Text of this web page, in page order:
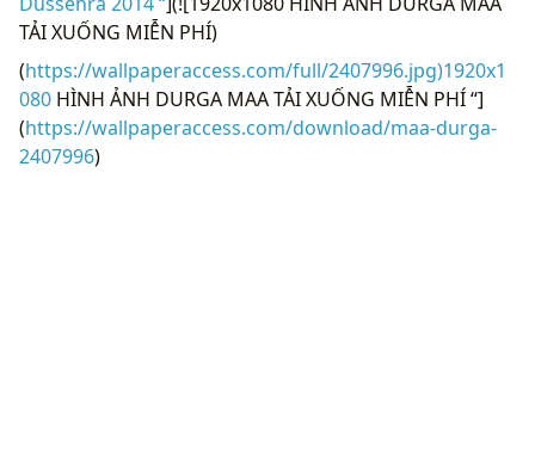
TẢI XUỐNG MIỄN PHÍ)
(https://wallpaperaccess.com/full/2407996.jpg)1920x1
080 HÌNH ẢNH DURGA MAA TẢI XUỐNG MIỄN PHÍ “]
(https://wallpaperaccess.com/download/maa-durga-
2407996)